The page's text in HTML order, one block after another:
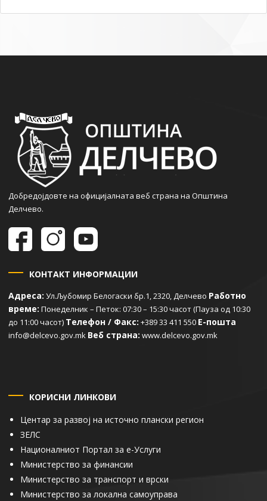
Добредојдовте на официјалната веб страна на Општина
Делчево.
КОНТАКТ ИНФОРМАЦИИ
Адреса: Ул.Љубомир Белогаски бр.1, 2320, Делчево Работно
време: Понеделник – Петок: 07:30 – 15:30 часот (Пауза од 10:30
до 11:00 часот) Телефон / Факс: +389 33 411 550 Е-пошта
info@delcevo.gov.mk Веб страна: www.delcevo.gov.mk
КОРИСНИ ЛИНКОВИ
Центар за развој на источно плански регион
ЗЕЛС
Националниот Портал за е-Услуги
Министерство за финансии
Министерство за транспорт и врски
Министерство за локална самоуправа